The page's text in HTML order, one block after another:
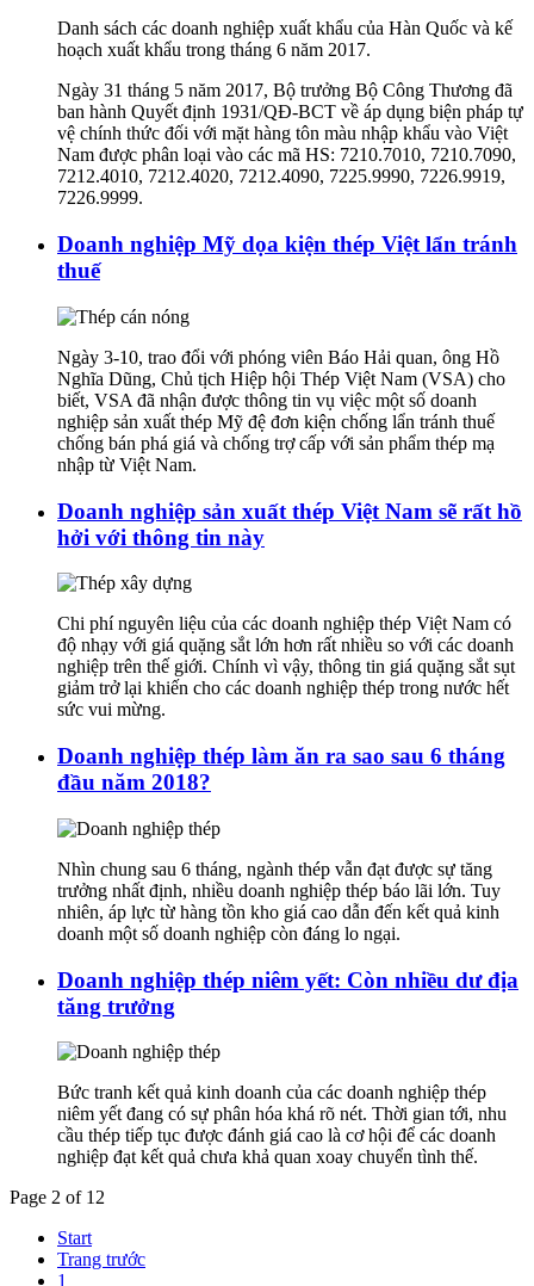
Danh sách các doanh nghiệp xuất khẩu của Hàn Quốc và kế
hoạch xuất khẩu trong tháng 6 năm 2017.
Ngày 31 tháng 5 năm 2017, Bộ trưởng Bộ Công Thương đã
ban hành Quyết định 1931/QĐ-BCT về áp dụng biện pháp tự
vệ chính thức đối với mặt hàng tôn màu nhập khẩu vào Việt
Nam được phân loại vào các mã HS: 7210.7010, 7210.7090,
7212.4010, 7212.4020, 7212.4090, 7225.9990, 7226.9919,
7226.9999.
Doanh nghiệp Mỹ dọa kiện thép Việt lẩn tránh
thuế
Ngày 3-10, trao đổi với phóng viên Báo Hải quan, ông Hồ
Nghĩa Dũng, Chủ tịch Hiệp hội Thép Việt Nam (VSA) cho
biết, VSA đã nhận được thông tin vụ việc một số doanh
nghiệp sản xuất thép Mỹ đệ đơn kiện chống lẩn tránh thuế
chống bán phá giá và chống trợ cấp với sản phẩm thép mạ
nhập từ Việt Nam.
Doanh nghiệp sản xuất thép Việt Nam sẽ rất hồ
hởi với thông tin này
Chi phí nguyên liệu của các doanh nghiệp thép Việt Nam có
độ nhạy với giá quặng sắt lớn hơn rất nhiều so với các doanh
nghiệp trên thế giới. Chính vì vậy, thông tin giá quặng sắt sụt
giảm trở lại khiến cho các doanh nghiệp thép trong nước hết
sức vui mừng.
Doanh nghiệp thép làm ăn ra sao sau 6 tháng
đầu năm 2018?
Nhìn chung sau 6 tháng, ngành thép vẫn đạt được sự tăng
trưởng nhất định, nhiều doanh nghiệp thép báo lãi lớn. Tuy
nhiên, áp lực từ hàng tồn kho giá cao dẫn đến kết quả kinh
doanh một số doanh nghiệp còn đáng lo ngại.
Doanh nghiệp thép niêm yết: Còn nhiều dư địa
tăng trưởng
Bức tranh kết quả kinh doanh của các doanh nghiệp thép
niêm yết đang có sự phân hóa khá rõ nét. Thời gian tới, nhu
cầu thép tiếp tục được đánh giá cao là cơ hội để các doanh
nghiệp đạt kết quả chưa khả quan xoay chuyển tình thế.
Page 2 of 12
Start
Trang trước
1